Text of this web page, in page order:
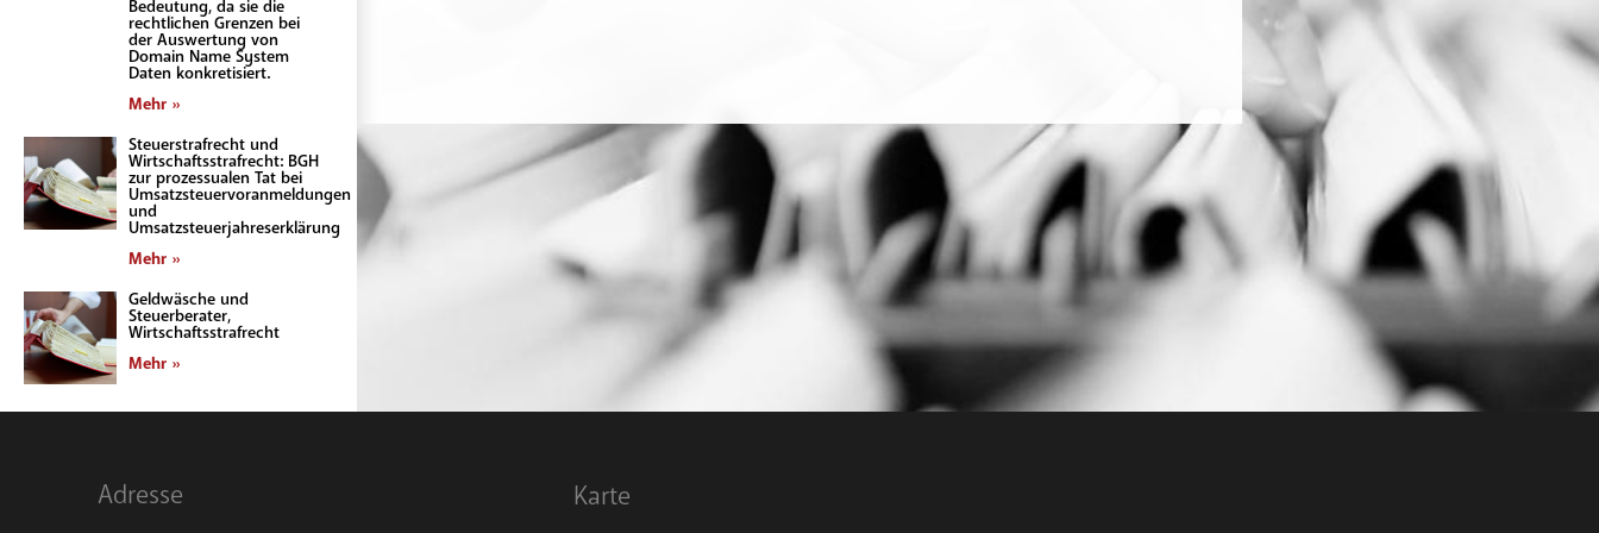
Bedeutung, da sie die
rechtlichen Grenzen bei
der Auswertung von
Domain Name System
Daten konkretisiert.
Mehr »
Steuerstrafrecht und
Wirtschaftsstrafrecht: BGH
zur prozessualen Tat bei
Umsatzsteuervoranmeldungen
und
Umsatzsteuerjahreserklärung
Mehr »
Geldwäsche und
Steuerberater,
Wirtschaftsstrafrecht
Mehr »
Adresse Karte